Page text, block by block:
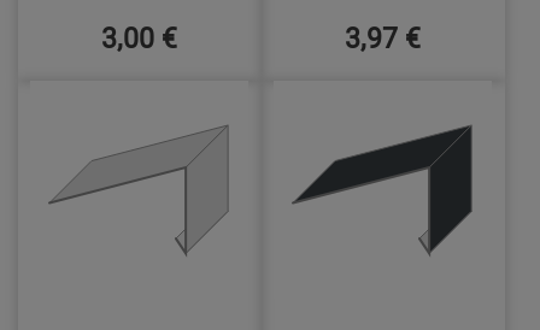
3,00 € 3,97 €